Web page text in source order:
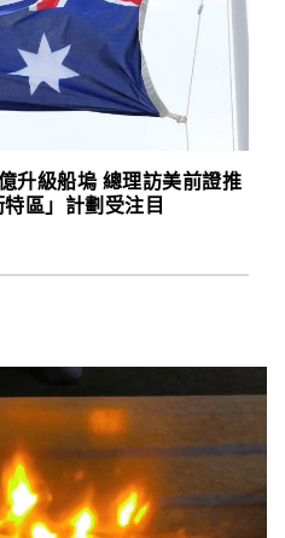
升級船塢 總理訪美前證推
區」計劃受注目